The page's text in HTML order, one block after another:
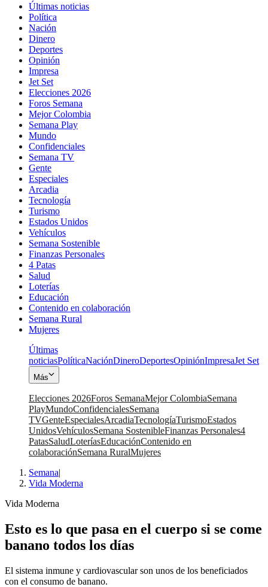
Últimas noticias
Política
Nación
Dinero
Deportes
Opinión
Impresa
Jet Set
Elecciones 2026
Foros Semana
Mejor Colombia
Semana Play
Mundo
Confidenciales
Semana TV
Gente
Especiales
Arcadia
Tecnología
Turismo
Estados Unidos
Vehículos
Semana Sostenible
Finanzas Personales
4 Patas
Salud
Loterías
Educación
Contenido en colaboración
Semana Rural
Mujeres
Últimas
noticiasPolíticaNaciónDineroDeportesOpiniónImpresaJet Set
Más
Elecciones 2026Foros SemanaMejor ColombiaSemana
PlayMundoConfidencialesSemana
TVGenteEspecialesArcadiaTecnologíaTurismoEstados
UnidosVehículosSemana SostenibleFinanzas Personales4
PatasSaludLoteríasEducaciónContenido en
colaboraciónSemana RuralMujeres
Semana|
Vida Moderna
Vida Moderna
Esto es lo que pasa en el cuerpo si se come
banano todos los días
El sistema inmune y cardiovascular son unos de los beneficiados
con el consumo de banano.